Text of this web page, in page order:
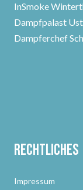
InSmoke
Dampfpalast
Dampferchef
Rechtliches
Impressum